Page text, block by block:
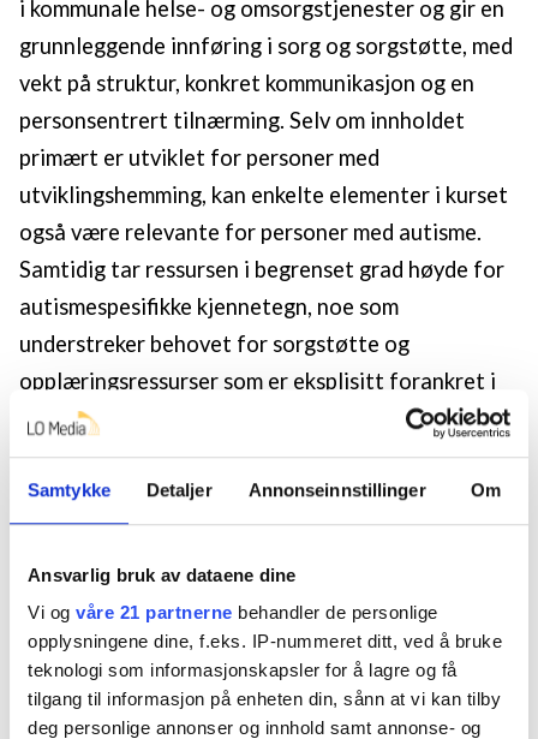
Samtykke Detaljer Annonseinnstillinger Om
Ansvarlig bruk av dataene dine
Vi og våre 21 partnerne behandler de personlige
opplysningene dine, f.eks. IP-nummeret ditt, ved å bruke
teknologi som informasjonskapsler for å lagre og få
tilgang til informasjon på enheten din, sånn at vi kan tilby
deg personlige annonser og innhold samt annonse- og
i kommunale helse- og omsorgstjenester og gir en
grunnleggende innføring i sorg og sorgstøtte, med
vekt på struktur, konkret kommunikasjon og en
personsentrert tilnærming. Selv om innholdet
primært er utviklet for personer med
utviklingshemming, kan enkelte elementer i kurset
også være relevante for personer med autisme.
Samtidig tar ressursen i begrenset grad høyde for
autismespesifikke kjennetegn, noe som
understreker behovet for sorgstøtte og
opplæringsressurser som er eksplisitt forankret i
kunnskap om autisme.
Studien er forankret i det teoretiske rammeverket
«The Dual Process Model of Bereavement» (DPM)
(Stroebe & Schut, 1999; 2016), på norsk omtalt
som «toprosessmodellen for bearbeiding av sorg»
(Dyregrov & Dyregrov, 2017). DPM representerer
en internasjonalt anerkjent forståelse av hvordan